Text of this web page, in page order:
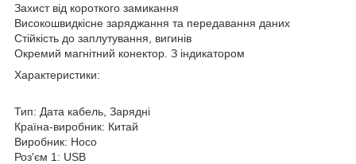
Захист від короткого замикання
Високошвидкісне заряджання та передавання даних
Стійкість до заплутування, вигинів
Окремий магнітний конектор. З індикатором
Характеристики:
Тип: Дата кабель, Зарядні
Країна-виробник: Китай
Виробник: Hoco
Роз'єм 1: USB